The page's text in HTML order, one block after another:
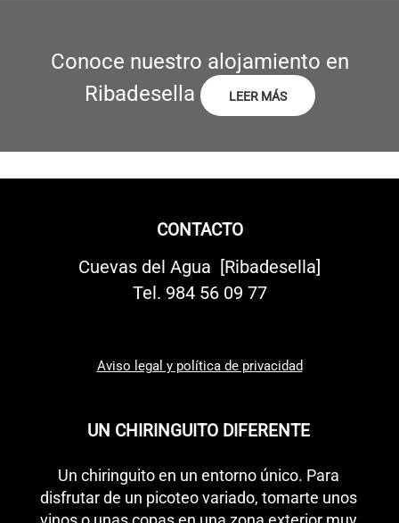
Conoce nuestro alojamiento en
Ribadesella
LEER MÁS
CONTACTO
Cuevas del Agua [Ribadesella]
Tel. 984 56 09 77
Aviso legal y política de privacidad
UN CHIRINGUITO DIFERENTE
Un chiringuito en un entorno único. Para
disfrutar de un picoteo variado, tomarte unos